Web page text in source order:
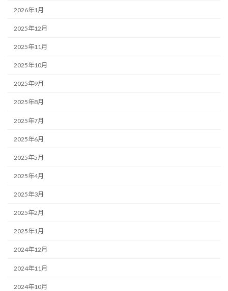
2026年1月
2025年12月
2025年11月
2025年10月
2025年9月
2025年8月
2025年7月
2025年6月
2025年5月
2025年4月
2025年3月
2025年2月
2025年1月
2024年12月
2024年11月
2024年10月